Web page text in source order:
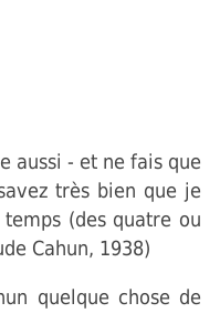
aussi - et ne fais que
très bien que je
(des quatre ou
Cahun, 1938)
quelque chose de